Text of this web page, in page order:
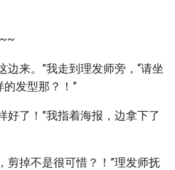
边来。”我走到理发师旁，“请坐
发型那？！”
好了！”我指着海报，边拿下了
剪掉不是很可惜？！”理发师抚